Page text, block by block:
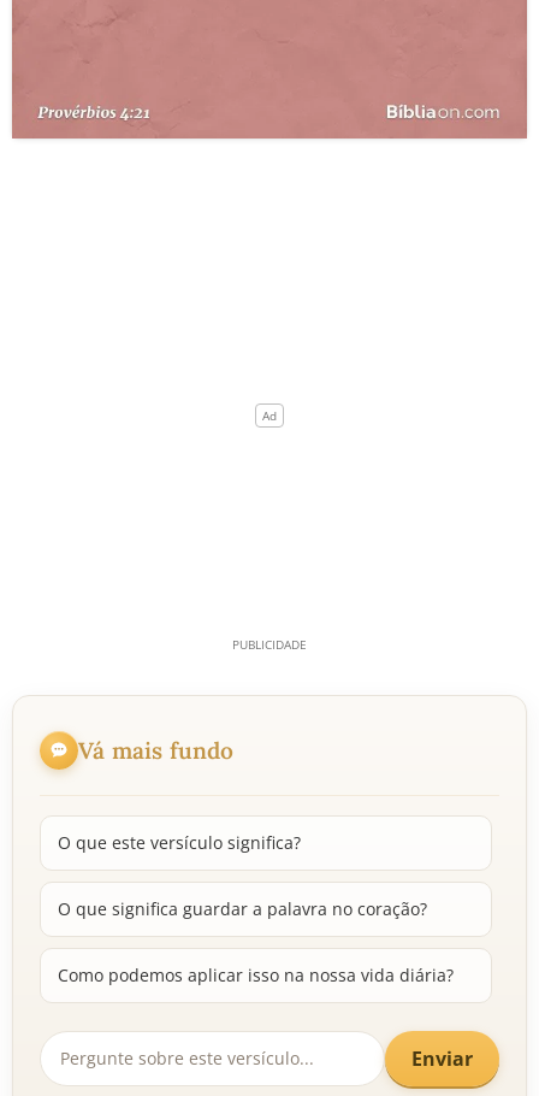
PERGUNTE À BÍBLIA
Vá mais fundo
O que este versículo significa?
O que significa guardar a palavra no coração?
Como podemos aplicar isso na nossa vida diária?
Enviar